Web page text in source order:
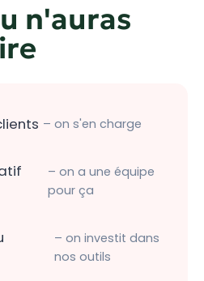
n'auras
– on s'en charge
– on a une équipe
pour ça
– on investit dans
nos outils